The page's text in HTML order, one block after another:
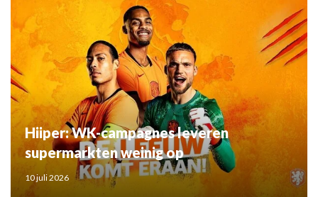
Hiiper: WK-campagnes leveren
supermarkten weinig op
10 juli 2026